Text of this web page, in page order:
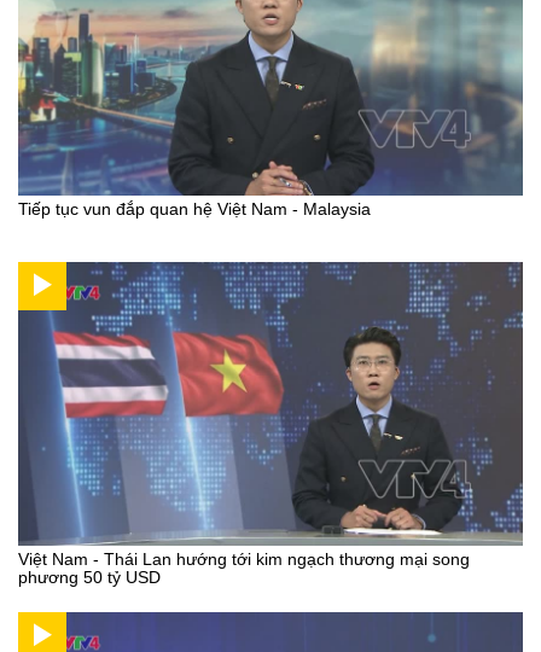
Tiếp tục vun đắp quan hệ Việt Nam - Malaysia
Việt Nam - Thái Lan hướng tới kim ngạch thương mại song
phương 50 tỷ USD